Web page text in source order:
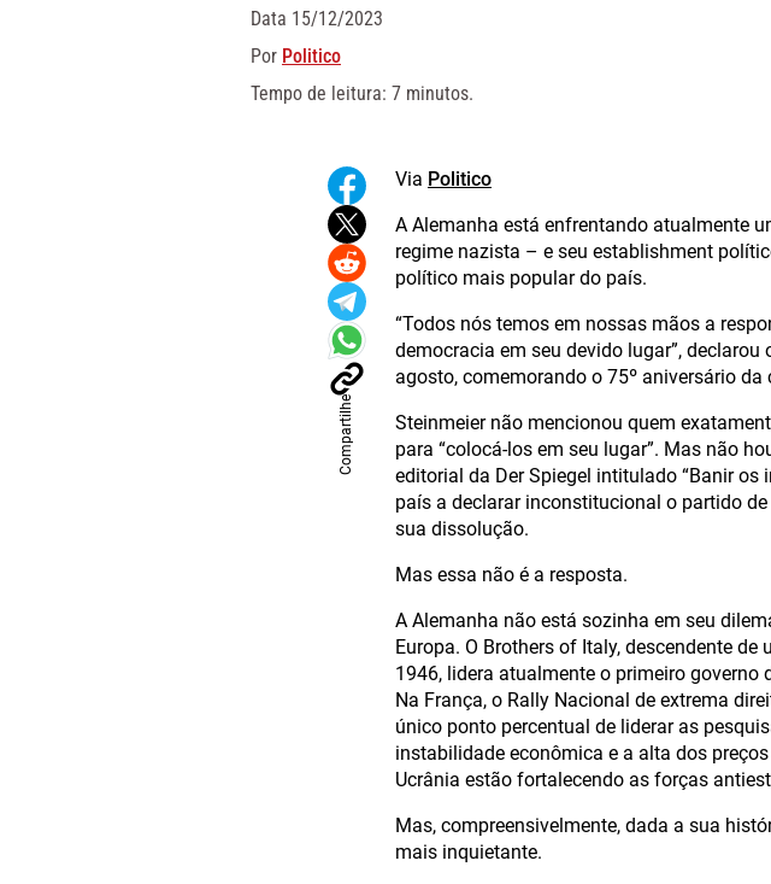
Data 15/12/2023
Por Politico
Tempo de leitura: 7 minutos.
Compartilhe
Via Politico
A Alemanha está enfrentando atualmente
regime nazista – e seu establishment
político mais popular do país.
“Todos nós temos em nossas mãos a
democracia em seu devido lugar”,
agosto, comemorando o 75º aniversário
Steinmeier não mencionou quem
para “colocá-los em seu lugar”. Mas não
editorial da Der Spiegel intitulado “Banir
país a declarar inconstitucional o partido
sua dissolução.
Mas essa não é a resposta.
A Alemanha não está sozinha em seu
Europa. O Brothers of Italy, descendente
1946, lidera atualmente o primeiro governo
Na França, o Rally Nacional de extrema
único ponto percentual de liderar as
instabilidade econômica e a alta dos
Ucrânia estão fortalecendo as forças
Mas, compreensivelmente, dada a sua
mais inquietante.